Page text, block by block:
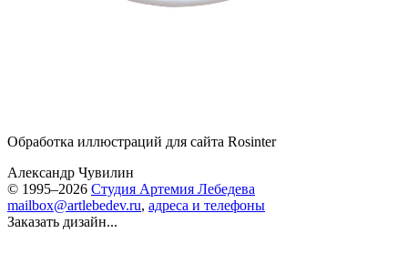
Обработка иллюстраций для сайта Rosinter
Александр Чувилин
© 1995–2026 Студия Артемия Лебедева
mailbox@artlebedev.ru, адреса и телефоны
Заказать дизайн...